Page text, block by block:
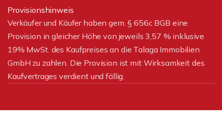
Provisionshinweis
Verkäufer und Käufer haben gem. § 656c BGB eine
Provision in gleicher Höhe von jeweils 3,57 % inklusive
19% MwSt. des Kaufpreises an die Talaga Immobilien
GmbH zu zahlen. Die Provision ist mit Wirksamkeit des
Kaufvertrages verdient und fällig.